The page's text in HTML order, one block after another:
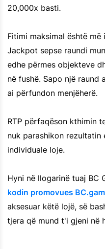
20,000x basti.
Fitimi maksimal është
Jackpot sepse raundi
edhe përmes objekteve
në fushë. Sapo një raund
ai përfundon menjëherë.
RTP përfaqëson kthimin
nuk parashikon rezultatin
individuale loje.
Hyni në llogarinë tuaj BC
kodin promovues
aksesuar këtë lojë, së
tjera që mund t'i gjeni në